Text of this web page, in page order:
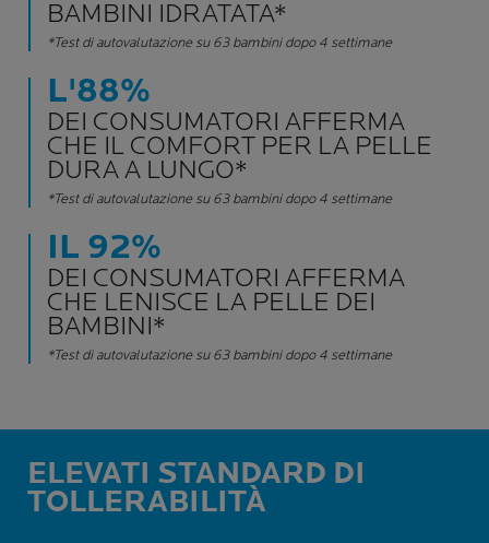
BAMBINI IDRATATA*
*Test di autovalutazione su 63 bambini dopo 4 settimane
L'88%
DEI CONSUMATORI AFFERMA
CHE IL COMFORT PER LA PELLE
DURA A LUNGO*
*Test di autovalutazione su 63 bambini dopo 4 settimane
IL 92%
DEI CONSUMATORI AFFERMA
CHE LENISCE LA PELLE DEI
BAMBINI*
*Test di autovalutazione su 63 bambini dopo 4 settimane
ELEVATI STANDARD DI
TOLLERABILITÀ